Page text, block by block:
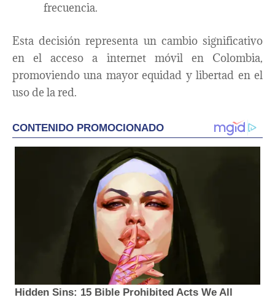
frecuencia.
Esta decisión representa un cambio significativo
en el acceso a internet móvil en Colombia,
promoviendo una mayor equidad y libertad en el
uso de la red.